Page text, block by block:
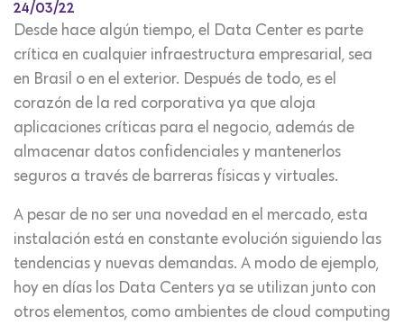
24/03/22
Desde hace algún tiempo, el Data Center es parte
crítica en cualquier infraestructura empresarial, sea
en Brasil o en el exterior. Después de todo, es el
corazón de la red corporativa ya que aloja
aplicaciones críticas para el negocio, además de
almacenar datos confidenciales y mantenerlos
seguros a través de barreras físicas y virtuales.
A pesar de no ser una novedad en el mercado, esta
instalación está en constante evolución siguiendo las
tendencias y nuevas demandas. A modo de ejemplo,
hoy en días los Data Centers ya se utilizan junto con
otros elementos, como ambientes de cloud computing